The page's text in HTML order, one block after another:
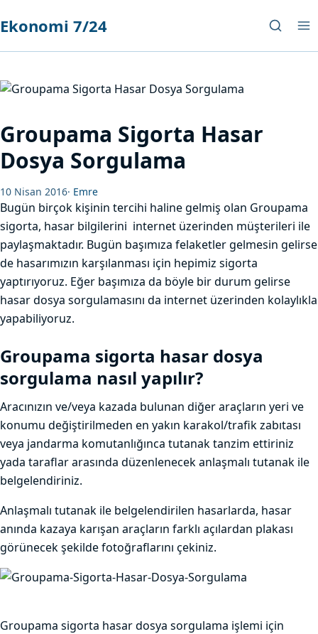
Ekonomi 7/24
Groupama Sigorta Hasar
Dosya Sorgulama
10 Nisan 2016· Emre
Bugün birçok kişinin tercihi haline gelmiş olan Groupama
sigorta, hasar bilgilerini internet üzerinden müşterileri ile
paylaşmaktadır. Bugün başımıza felaketler gelmesin gelirse
de hasarımızın karşılanması için hepimiz sigorta
yaptırıyoruz. Eğer başımıza da böyle bir durum gelirse
hasar dosya sorgulamasını da internet üzerinden kolaylıkla
yapabiliyoruz.
Groupama sigorta hasar dosya
sorgulama nasıl yapılır?
Aracınızın ve/veya kazada bulunan diğer araçların yeri ve
konumu değiştirilmeden en yakın karakol/trafik zabıtası
veya jandarma komutanlığınca tutanak tanzim ettiriniz
yada taraflar arasında düzenlenecek anlaşmalı tutanak ile
belgelendiriniz.
Anlaşmalı tutanak ile belgelendirilen hasarlarda, hasar
anında kazaya karışan araçların farklı açılardan plakası
görünecek şekilde fotoğraflarını çekiniz.
Groupama sigorta hasar dosya sorgulama işlemi için